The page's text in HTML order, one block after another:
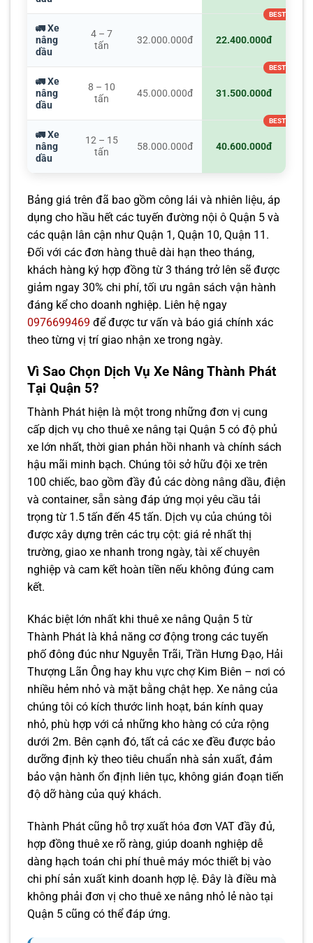
🚛 Xe
nâng
dầu
4 – 7
tấn
32.000.000đ 22.400.000đ
🚛 Xe
nâng
dầu
8 – 10
tấn
45.000.000đ 31.500.000đ
🚛 Xe
nâng
dầu
12 – 15
tấn
58.000.000đ 40.600.000đ
Bảng giá trên đã bao gồm công lái và nhiên liệu, áp
dụng cho hầu hết các tuyến đường nội ô Quận 5 và
các quận lân cận như Quận 1, Quận 10, Quận 11.
Đối với các đơn hàng thuê dài hạn theo tháng,
khách hàng ký hợp đồng từ 3 tháng trở lên sẽ được
giảm ngay 30% chi phí, tối ưu ngân sách vận hành
đáng kể cho doanh nghiệp. Liên hệ ngay
0976699469 để được tư vấn và báo giá chính xác
theo từng vị trí giao nhận xe trong ngày.
Vì Sao Chọn Dịch Vụ Xe Nâng Thành Phát
Tại Quận 5?
Thành Phát hiện là một trong những đơn vị cung
cấp dịch vụ cho thuê xe nâng tại Quận 5 có độ phủ
xe lớn nhất, thời gian phản hồi nhanh và chính sách
hậu mãi minh bạch. Chúng tôi sở hữu đội xe trên
100 chiếc, bao gồm đầy đủ các dòng nâng dầu, điện
và container, sẵn sàng đáp ứng mọi yêu cầu tải
trọng từ 1.5 tấn đến 45 tấn. Dịch vụ của chúng tôi
được xây dựng trên các trụ cột: giá rẻ nhất thị
trường, giao xe nhanh trong ngày, tài xế chuyên
nghiệp và cam kết hoàn tiền nếu không đúng cam
kết.
Khác biệt lớn nhất khi thuê xe nâng Quận 5 từ
Thành Phát là khả năng cơ động trong các tuyến
phố đông đúc như Nguyễn Trãi, Trần Hưng Đạo, Hải
Thượng Lãn Ông hay khu vực chợ Kim Biên – nơi có
nhiều hẻm nhỏ và mặt bằng chật hẹp. Xe nâng của
chúng tôi có kích thước linh hoạt, bán kính quay
nhỏ, phù hợp với cả những kho hàng có cửa rộng
dưới 2m. Bên cạnh đó, tất cả các xe đều được bảo
dưỡng định kỳ theo tiêu chuẩn nhà sản xuất, đảm
bảo vận hành ổn định liên tục, không gián đoạn tiến
độ dỡ hàng của quý khách.
Thành Phát cũng hỗ trợ xuất hóa đơn VAT đầy đủ,
hợp đồng thuê xe rõ ràng, giúp doanh nghiệp dễ
dàng hạch toán chi phí thuê máy móc thiết bị vào
chi phí sản xuất kinh doanh hợp lệ. Đây là điều mà
không phải đơn vị cho thuê xe nâng nhỏ lẻ nào tại
Quận 5 cũng có thể đáp ứng.